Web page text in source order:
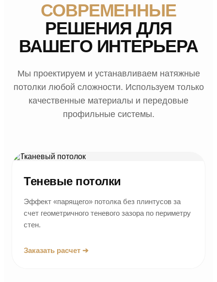
СОВРЕМЕННЫЕ
РЕШЕНИЯ ДЛЯ
ВАШЕГО ИНТЕРЬЕРА
Мы проектируем и устанавливаем натяжные
потолки любой сложности. Используем только
качественные материалы и передовые
профильные системы.
Теневые потолки
Эффект «парящего» потолка без плинтусов за
счет геометричного теневого зазора по периметру
стен.
Заказать расчет ➔